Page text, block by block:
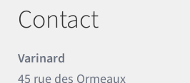
Contact
Varinard
45 rue des Ormeaux